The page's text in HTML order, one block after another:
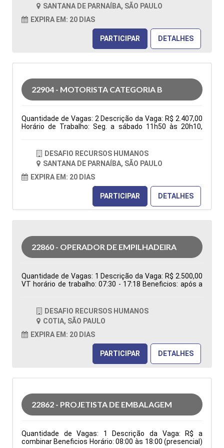
disponibilidade de horário. Tipo de contratação: CLT
Cidade: Santana de Parnaíba, SP, Brasil Área de Atuação:
Logística Período: Formação Acadêmica:
Características Comportamentais:
SANTANA DE PARNAÍBA, SÃO PAULO
EXPIRA EM: 20 DIAS
PARTICIPAR DETALHES
22904 - MOTORISTA CATEGORIA B
Quantidade de Vagas: 2 Descrição da Vaga: R$ 2.407,00
Horário de Trabalho: Seg. a sábado 11h50 às 20h10,
horário. Benefícios: Vale transporte ou vale combustível;
após 3 meses: Vale alimentação R$ 150,00 e Golden
farma Entregas nas residencias Tipo de contratação:
CLT Cidade: Santana de Parnaíba, SP, Brasil Área de
Atuação: Logística Período: Formação Acadêmica:
Características Comportamentais:
DESAFIO RECURSOS HUMANOS
SANTANA DE PARNAÍBA, SÃO PAULO
EXPIRA EM: 20 DIAS
PARTICIPAR DETALHES
22860 - OPERADOR DE EMPILHADEIRA
Quantidade de Vagas: 1 Descrição da Vaga: R$ 2.500,00
VT horário de trabalho: 07:30 - 17:18 Beneficios: após a
Logística Período: Formação Acadêmica:
Características Comportamentais:
DESAFIO RECURSOS HUMANOS
COTIA, SÃO PAULO
EXPIRA EM: 20 DIAS
PARTICIPAR DETALHES
22862 - PROJETISTA DE EMBALAGEM
Quantidade de Vagas: 1 Descrição da Vaga: R$ a
combinar Beneficios Horário: 08:00 às 18:00 (presencial)